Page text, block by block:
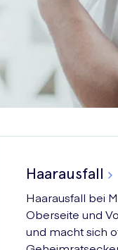
Haarausfall
Haarausfall bei
Oberseite und
und macht sich